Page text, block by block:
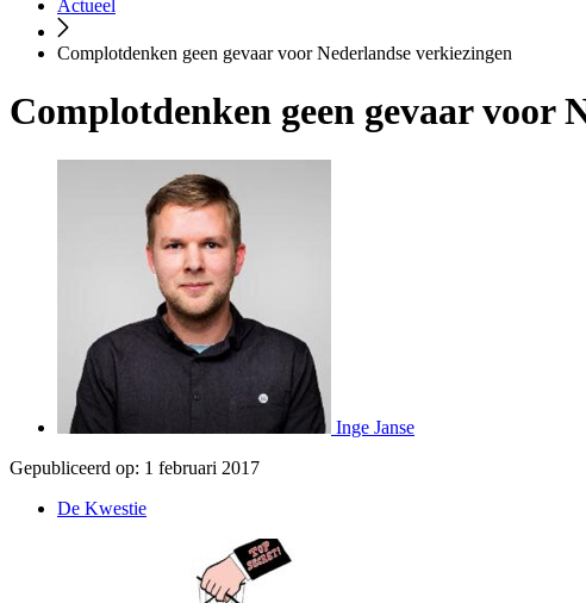
Actueel
Complotdenken geen gevaar voor Nederlandse verkiezingen
Complotdenken geen gevaar voor
Inge Janse
Gepubliceerd op: 1 februari 2017
De Kwestie